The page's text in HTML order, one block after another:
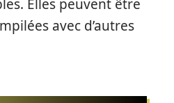
Elles peuvent être
avec d’autres